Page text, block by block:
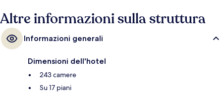
Metromover a 4.
Altre informazioni sulla struttura
Informazioni generali
Dimensioni dell'hotel
243 camere
Su 17 piani